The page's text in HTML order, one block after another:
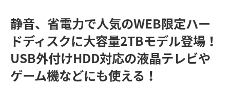
静音、省電力で人気のWEB限定ハー
ドディスクに大容量2TBモデル登場！
USB外付けHDD対応の液晶テレビや
ゲーム機などにも使える！